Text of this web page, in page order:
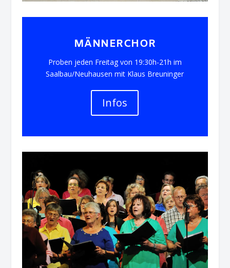
MÄNNERCHOR
Proben jeden Freitag von 19:30h-21h im
Saalbau/Neuhausen mit Klaus Breuninger
Infos